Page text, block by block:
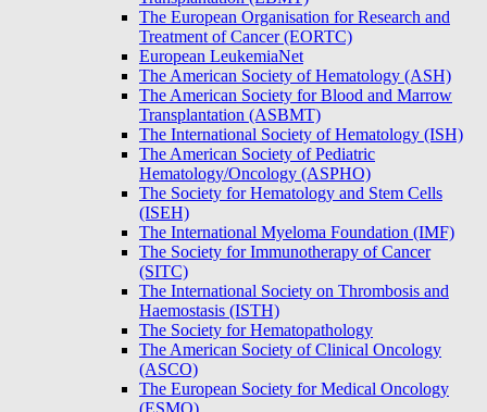
The European Organisation for Research and
Treatment of Cancer (EORTC)
European LeukemiaNet
The American Society of Hematology (ASH)
The American Society for Blood and Marrow
Transplantation (ASBMT)
The International Society of Hematology (ISH)
The American Society of Pediatric
Hematology/Oncology (ASPHO)
The Society for Hematology and Stem Cells
(ISEH)
The International Myeloma Foundation (IMF)
The Society for Immunotherapy of Cancer
(SITC)
The International Society on Thrombosis and
Haemostasis (ISTH)
The Society for Hematopathology
The American Society of Clinical Oncology
(ASCO)
The European Society for Medical Oncology
(ESMO)